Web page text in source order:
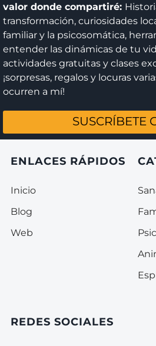
valor donde compartiré:
transformación, curiosidades
familiar y la psicosomática,
entender las dinámicas de tu
actividades gratuitas y clases
¡sorpresas, regalos y locuras
ocurren a mí!
SUSCRÍBETE
ENLACES RÁPIDOS
Inicio
Blog
Web
REDES SOCIALES